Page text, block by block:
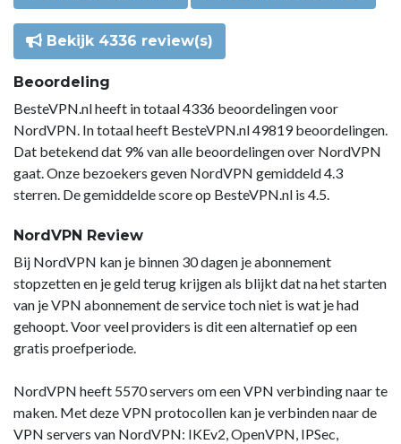
Bekijk 4336 review(s)
Beoordeling
BesteVPN.nl heeft in totaal 4336 beoordelingen voor
NordVPN. In totaal heeft BesteVPN.nl 49819 beoordelingen.
Dat betekend dat 9% van alle beoordelingen over NordVPN
gaat. Onze bezoekers geven NordVPN gemiddeld 4.3
sterren. De gemiddelde score op BesteVPN.nl is 4.5.
NordVPN Review
Bij NordVPN kan je binnen 30 dagen je abonnement
stopzetten en je geld terug krijgen als blijkt dat na het starten
van je VPN abonnement de service toch niet is wat je had
gehoopt. Voor veel providers is dit een alternatief op een
gratis proefperiode.
NordVPN heeft 5570 servers om een VPN verbinding naar te
maken. Met deze VPN protocollen kan je verbinden naar de
VPN servers van NordVPN: IKEv2, OpenVPN, IPSec,